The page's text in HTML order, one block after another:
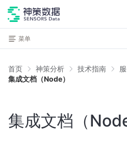
菜单
首页 神策分析 技术指南
集成文档（Node）
集成文档（Node